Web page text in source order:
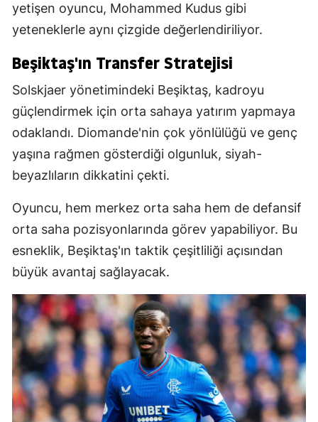
yetişen oyuncu, Mohammed Kudus gibi
yeteneklerle aynı çizgide değerlendiriliyor.
Beşiktaş'ın Transfer Stratejisi
Solskjaer yönetimindeki Beşiktaş, kadroyu
güçlendirmek için orta sahaya yatırım yapmaya
odaklandı. Diomande'nin çok yönlülüğü ve genç
yaşına rağmen gösterdiği olgunluk, siyah-
beyazlıların dikkatini çekti.
Oyuncu, hem merkez orta saha hem de defansif
orta saha pozisyonlarında görev yapabiliyor. Bu
esneklik, Beşiktaş'ın taktik çeşitliliği açısından
büyük avantaj sağlayacak.